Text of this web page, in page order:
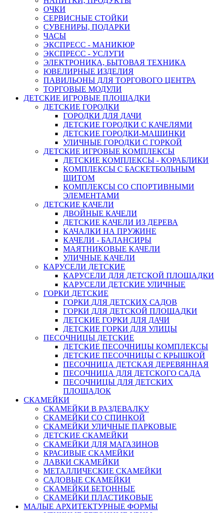
ОЧКИ
СЕРВИСНЫЕ СТОЙКИ
СУВЕНИРЫ, ПОДАРКИ
ЧАСЫ
ЭКСПРЕСС - МАНИКЮР
ЭКСПРЕСС - УСЛУГИ
ЭЛЕКТРОНИКА, БЫТОВАЯ ТЕХНИКА
ЮВЕЛИРНЫЕ ИЗДЕЛИЯ
ПАВИЛЬОНЫ ДЛЯ ТОРГОВОГО ЦЕНТРА
ТОРГОВЫЕ МОДУЛИ
ДЕТСКИЕ ИГРОВЫЕ ПЛОЩАДКИ
ДЕТСКИЕ ГОРОДКИ
ГОРОДКИ ДЛЯ ДАЧИ
ДЕТСКИЕ ГОРОДКИ С КАЧЕЛЯМИ
ДЕТСКИЕ ГОРОДКИ-МАШИНКИ
УЛИЧНЫЕ ГОРОДКИ С ГОРКОЙ
ДЕТСКИЕ ИГРОВЫЕ КОМПЛЕКСЫ
ДЕТСКИЕ КОМПЛЕКСЫ - КОРАБЛИКИ
КОМПЛЕКСЫ С БАСКЕТБОЛЬНЫМ
ЩИТОМ
КОМПЛЕКСЫ СО СПОРТИВНЫМИ
ЭЛЕМЕНТАМИ
ДЕТСКИЕ КАЧЕЛИ
ДВОЙНЫЕ КАЧЕЛИ
ДЕТСКИЕ КАЧЕЛИ ИЗ ДЕРЕВА
КАЧАЛКИ НА ПРУЖИНЕ
КАЧЕЛИ - БАЛАНСИРЫ
МАЯТНИКОВЫЕ КАЧЕЛИ
УЛИЧНЫЕ КАЧЕЛИ
КАРУСЕЛИ ДЕТСКИЕ
КАРУСЕЛИ ДЛЯ ДЕТСКОЙ ПЛОЩАДКИ
КАРУСЕЛИ ДЕТСКИЕ УЛИЧНЫЕ
ГОРКИ ДЕТСКИЕ
ГОРКИ ДЛЯ ДЕТСКИХ САДОВ
ГОРКИ ДЛЯ ДЕТСКОЙ ПЛОЩАДКИ
ДЕТСКИЕ ГОРКИ ДЛЯ ДАЧИ
ДЕТСКИЕ ГОРКИ ДЛЯ УЛИЦЫ
ПЕСОЧНИЦЫ ДЕТСКИЕ
ДЕТСКИЕ ПЕСОЧНИЦЫ КОМПЛЕКСЫ
ДЕТСКИЕ ПЕСОЧНИЦЫ С КРЫШКОЙ
ПЕСОЧНИЦА ДЕТСКАЯ ДЕРЕВЯННАЯ
ПЕСОЧНИЦА ДЛЯ ДЕТСКОГО САДА
ПЕСОЧНИЦЫ ДЛЯ ДЕТСКИХ
ПЛОЩАДОК
СКАМЕЙКИ
СКАМЕЙКИ В РАЗДЕВАЛКУ
СКАМЕЙКИ СО СПИНКОЙ
СКАМЕЙКИ УЛИЧНЫЕ ПАРКОВЫЕ
ДЕТСКИЕ СКАМЕЙКИ
СКАМЕЙКИ ДЛЯ МАГАЗИНОВ
КРАСИВЫЕ СКАМЕЙКИ
ЛАВКИ СКАМЕЙКИ
МЕТАЛЛИЧЕСКИЕ СКАМЕЙКИ
САДОВЫЕ СКАМЕЙКИ
СКАМЕЙКИ БЕТОННЫЕ
СКАМЕЙКИ ПЛАСТИКОВЫЕ
МАЛЫЕ АРХИТЕКТУРНЫЕ ФОРМЫ